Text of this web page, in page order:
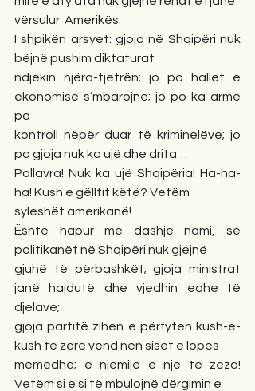
vërsulur  Amerikës.
I shpikën arsyet: gjoja në Shqipëri nuk
bëjnë pushim diktaturat
ndjekin njëra-tjetrën; jo po hallet e
ekonomisë s’mbarojnë; jo po ka armë
pa
kontroll nëpër duar të kriminelëve; jo
po gjoja nuk ka ujë dhe drita…
Pallavra! Nuk ka ujë Shqipëria! Ha-ha-
ha! Kush e gëlltit këtë? Vetëm
syleshët amerikanë!
Është hapur me dashje nami, se
politikanët në Shqipëri nuk gjejnë
gjuhë të përbashkët; gjoja ministrat
janë hajdutë dhe vjedhin edhe të
djelave;
gjoja partitë zihen e përfyten kush-e-
kush të zerë vend nën sisët e lopës
mëmëdhé; e njëmijë e një të zeza!
Vetëm si e si të mbulojnë dërgimin e